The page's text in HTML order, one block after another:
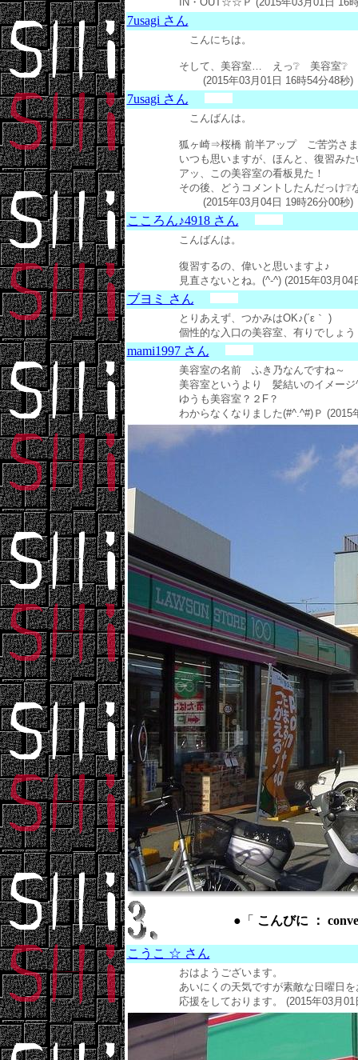
7usagi さん
こんにちは。
そして、美容室… えっ❔ 美容室❔
(2015年03月01日 16時54分48秒)
7usagi さん
こんばんは。
狐ヶ崎⇒桜橋 前半アップ ご苦労さ
いつも思いますが、ほんと、復習み
アッ、この美容室の看板見た！
その後、どうコメントしたんだっけ
(2015年03月04日 19時26分00秒)
こころん♪4918 さん
こんばんは。
復習するの、偉いと思いますよ♪
見直さないとね。(^-^) (2015年03月04
ブヨミ さん
とりあえず、つかみはOK♪(´ε｀ )
個性的な入口の美容室、有りでしょ
mami1997 さん
美容室の名前 ふき乃なんですね～
美容室というより 髪結いのイメージ
ゆうも美容室？２F？
わからなくなりました(#^.^#)Ｐ (2015
●「 こんびに ：
こうこ ☆ さん
おはようございます。
あいにくの天気ですが素敵な日曜日
応援をしております。 (2015年03月